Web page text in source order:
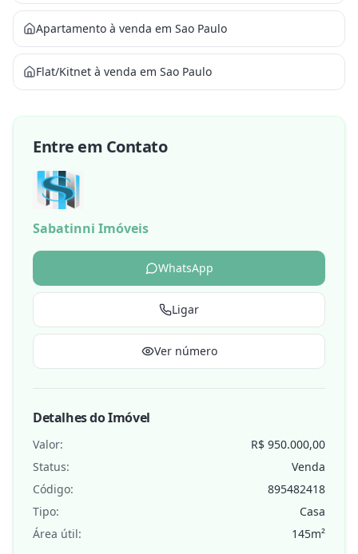
Apartamento à venda em Sao Paulo
Flat/Kitnet à venda em Sao Paulo
Entre em Contato
Sabatinni Imóveis
WhatsApp
Ligar
Ver número
Detalhes do Imóvel
Valor:
R$ 950.000,00
Status:
Venda
Código:
895482418
Tipo:
Casa
Área útil:
145m²